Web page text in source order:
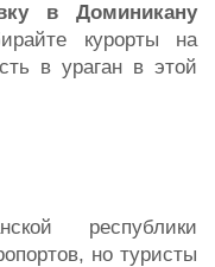
в Доминикану
курорты на
в ураган в этой
республики
но туристы